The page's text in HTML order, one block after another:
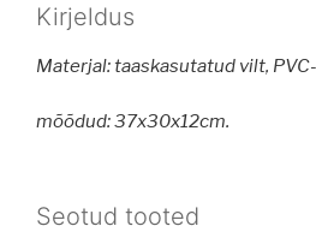
Kirjeldus
Materjal: taaskasutatud vilt,
mõõdud: 37x30x12cm.
Seotud tooted